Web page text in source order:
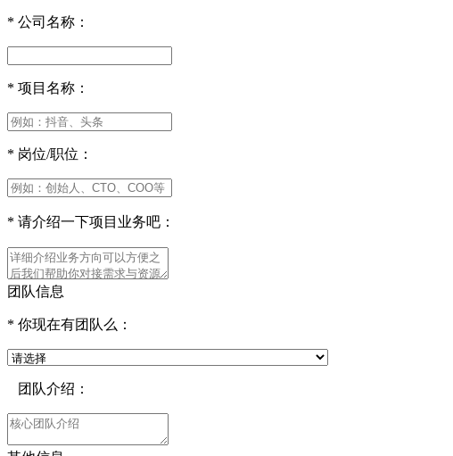
* 公司名称：
* 项目名称：
* 岗位/职位：
* 请介绍一下项目业务吧：
团队信息
* 你现在有团队么：
团队介绍：